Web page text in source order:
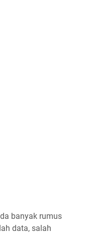
banyak rumus
data, salah